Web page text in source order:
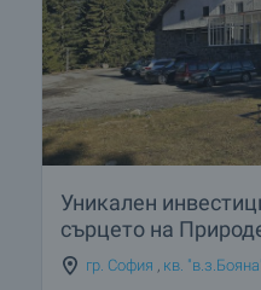
Уникален
сърцето на
гр. София кв.